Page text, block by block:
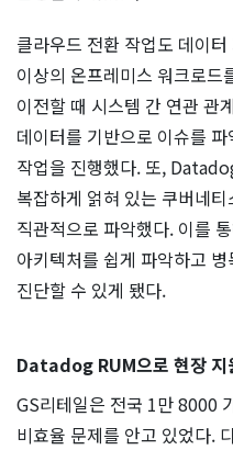
클라우드 전환 작업도 데이
이상의 온프레미스 워크로드
이전할 때 시스템 간 연관 관
데이터를 기반으로 이슈를
작업을 진행했다. 또,
복잡하게 얽혀 있는 쿠버네
직관적으로 파악했다. 이를
아키텍처를 쉽게 파악하고
진단할 수 있게 됐다.
Datadog RUM으로 현장 지
GS리테일은 전국 1만 8000
비효율 문제를 안고 있었다.